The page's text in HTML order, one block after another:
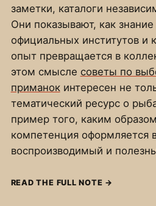
заметки, каталоги
Они показывают, как
официальных институтов и
опыт превращается в
этом смысле советы по
приманокинтересен не
тематический ресурс о
пример того, каким
компетенция оформляется
воспроизводимый и
READ THE FULL NOTE →